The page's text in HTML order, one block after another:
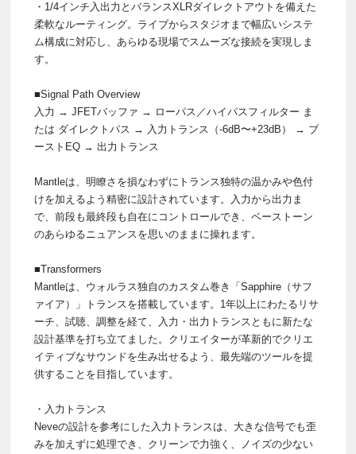
・1/4インチ入出力とバランスXLRダイレクトアウトを備えた
柔軟なルーティング。ライブからスタジオまで幅広いシステ
ム構成に対応し、あらゆる現場でスムーズな接続を実現しま
す。
■Signal Path Overview
入力 → JFETバッファ → ローパス／ハイパスフィルター ま
たは ダイレクトパス → 入力トランス（-6dB〜+23dB） → ブ
ーストEQ → 出力トランス
Mantleは、明瞭さを損なわずにトランス独特の温かみや色付
けを加えるよう精密に設計されています。入力から出力ま
で、前段も最終段も自在にコントロールでき、ベーストーン
のあらゆるニュアンスを思いのままに操れます。
■Transformers
Mantleは、ウォルラス独自のカスタム巻き「Sapphire（サフ
ァイア）」トランスを搭載しています。1年以上にわたるリサ
ーチ、試聴、調整を経て、入力・出力トランスともに新たな
設計基準を打ち立てました。クリエイターが革新的でクリエ
イティブなサウンドを生み出せるよう、最先端のツールを提
供することを目指しています。
・入力トランス
Neveの設計を参考にした入力トランスは、大きな信号でも歪
みを加えずに処理でき、クリーンで力強く、ノイズの少ない